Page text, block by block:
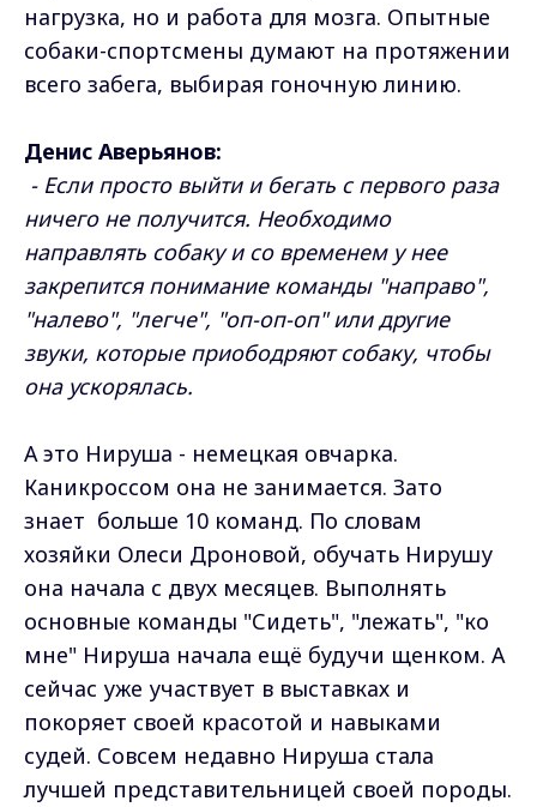
нагрузка, но и работа для мозга. Опытные
собаки-спортсмены думают на протяжении
всего забега, выбирая гоночную линию.
Денис Аверьянов:
- Если просто выйти и бегать с первого раза
ничего не получится. Необходимо
направлять собаку и со временем у нее
закрепится понимание команды "направо",
"налево", "легче", "оп-оп-оп" или другие
звуки, которые приободряют собаку, чтобы
она ускорялась.
А это Нируша - немецкая овчарка.
Каникроссом она не занимается. Зато
знает больше 10 команд. По словам
хозяйки Олеси Дроновой, обучать Нирушу
она начала с двух месяцев. Выполнять
основные команды "Сидеть", "лежать", "ко
мне" Нируша начала ещё будучи щенком. А
сейчас уже участвует в выставках и
покоряет своей красотой и навыками
судей. Совсем недавно Нируша стала
лучшей представительницей своей породы.